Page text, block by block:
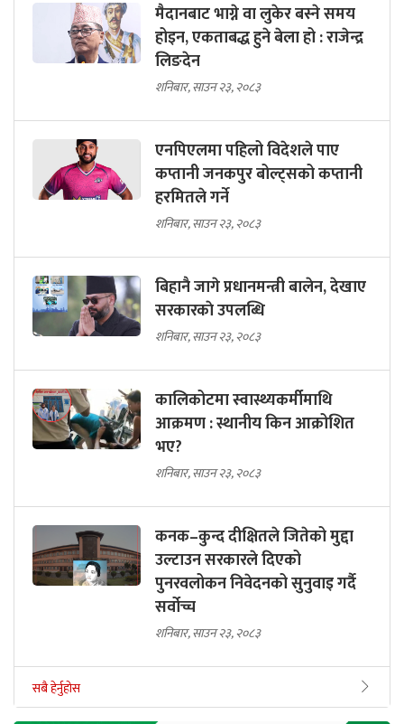
मैदानबाट भाग्ने वा लुकेर बस्ने समय
होइन, एकताबद्ध हुने बेला हो : राजेन्द्र
लिङदेन
शनिबार, साउन २३, २०८३
एनपिएलमा पहिलो विदेशले पाए
कप्तानी जनकपुर बोल्ट्सको कप्तानी
हरमितले गर्ने
शनिबार, साउन २३, २०८३
बिहानै जागे प्रधानमन्त्री बालेन, देखाए
सरकारकाे उपलब्धि
शनिबार, साउन २३, २०८३
कालिकोटमा स्वास्थ्यकर्मीमाथि
आक्रमण : स्थानीय किन आक्रोशित
भए?
शनिबार, साउन २३, २०८३
कनक–कुन्द दीक्षितले जितेको मुद्दा
उल्टाउन सरकारले दिएको
पुनरवलोकन निवेदनको सुनुवाइ गर्दै
सर्वोच्च
शनिबार, साउन २३, २०८३
सबै हेर्नुहोस